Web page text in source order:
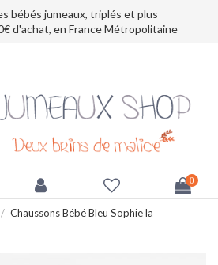
bébés jumeaux, triplés et plus
d'achat, en France Métropolitaine
0
Chaussons Bébé Bleu Sophie la